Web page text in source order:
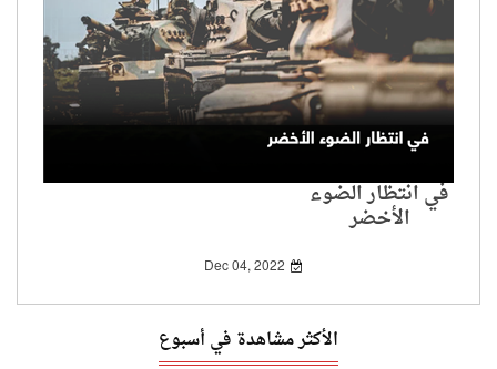
في انتظار الضوء
الأخضر
Dec 04, 2022
الأكثر مشاهدة في أسبوع